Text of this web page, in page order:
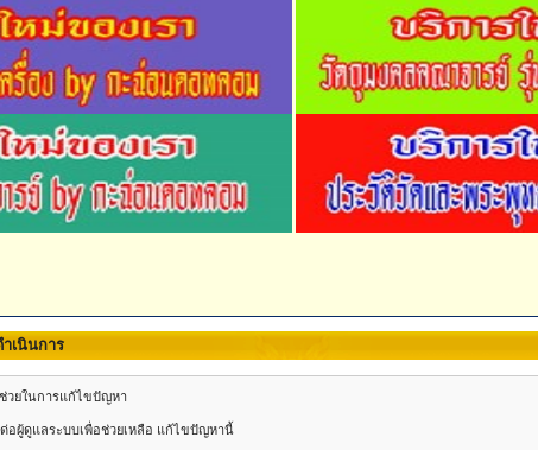
เนินการ
วยในการแก้ไขปัญหา
อผู้ดูแลระบบเพื่อช่วยเหลือ แก้ไขปัญหานี้